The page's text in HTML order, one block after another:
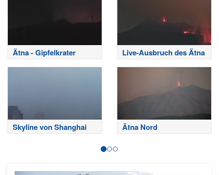
Ätna - Gipfelkrater Live-Ausbruch des Ätna
Skyline von Shanghai Ätna Nord